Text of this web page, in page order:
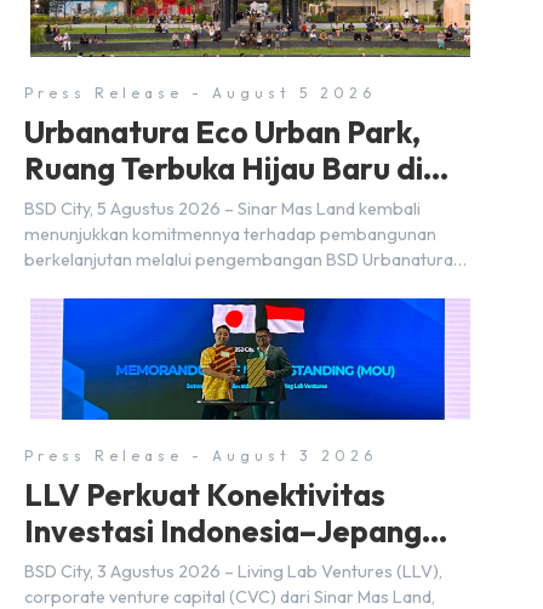
Press Release - August 5 2026
Urbanatura Eco Urban Park,
Ruang Terbuka Hijau Baru di
BSD City
BSD City, 5 Agustus 2026 – Sinar Mas Land kembali
menunjukkan komitmennya terhadap pembangunan
berkelanjutan melalui pengembangan BSD Urbanatura
dengan jalur sungai sepanjang 1,5 km yang dikelilingi
lanskap tropis rimbun di BSD City yang sebelumnya
dikenal sebagai Green Pathway. Transformasi ini
merupakan bagian dari upaya perusahaan untuk […]
Press Release - August 3 2026
LLV Perkuat Konektivitas
Investasi Indonesia–Jepang
(FDI) pada 2025
BSD City, 3 Agustus 2026 – Living Lab Ventures (LLV),
corporate venture capital (CVC) dari Sinar Mas Land,